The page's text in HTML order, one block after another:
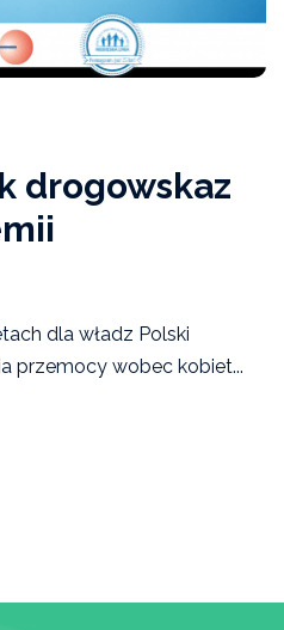
drogowskaz
dla władz Polski
przemocy wobec kobiet...